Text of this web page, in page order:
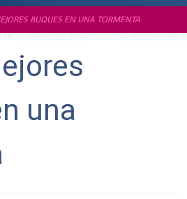
BUQUES EN UNA TORMENTA
una